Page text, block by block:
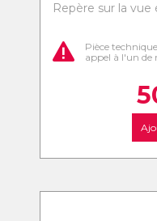
Repère sur la vue
Pièce
appel à l'un de